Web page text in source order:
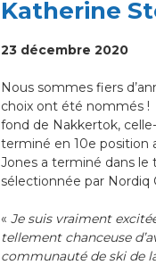
Katherine
23 décembre 2020
Nous sommes fiers
choix ont été nommés !
fond de Nakkertok,
terminé en 10e position
Jones a terminé dans le
sélectionnée par Nordiq
« Je suis vraiment
tellement chanceuse
communauté de ski de